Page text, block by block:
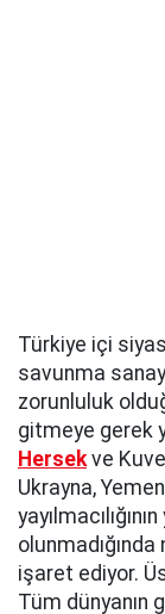
Türkiye içi
savunma
zorunluluk
gitmeye gerek
Hersek ve
Ukrayna,
olunmadığında
işaret ediyor.
Tüm dünyanın